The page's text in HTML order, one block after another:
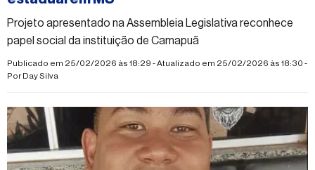
Projeto apresentado na Assembleia Legislativa reconhece
papel social da instituição de Camapuã
Publicado em 25/02/2026 às 18:29 - Atualizado em 25/02/2026 às 18:30 -
PorDay Silva